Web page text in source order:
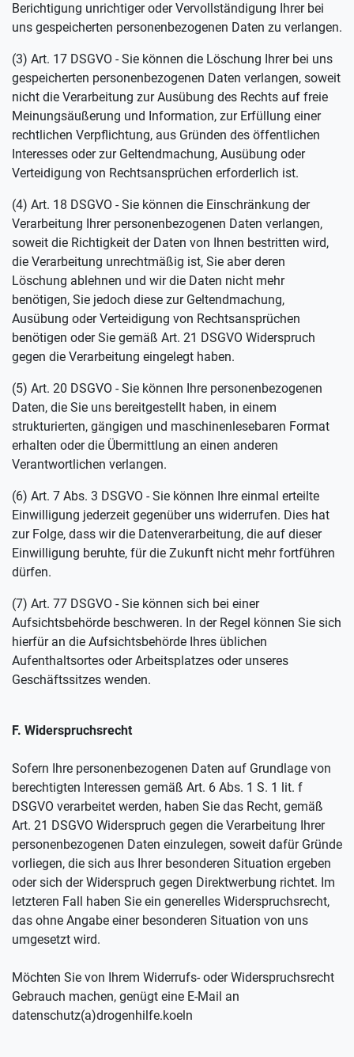
Berichtigung unrichtiger oder Vervollständigung Ihrer bei
uns gespeicherten personenbezogenen Daten zu verlangen.
(3) Art. 17 DSGVO - Sie können die Löschung Ihrer bei uns
gespeicherten personenbezogenen Daten verlangen, soweit
nicht die Verarbeitung zur Ausübung des Rechts auf freie
Meinungsäußerung und Information, zur Erfüllung einer
rechtlichen Verpflichtung, aus Gründen des öffentlichen
Interesses oder zur Geltendmachung, Ausübung oder
Verteidigung von Rechtsansprüchen erforderlich ist.
(4) Art. 18 DSGVO - Sie können die Einschränkung der
Verarbeitung Ihrer personenbezogenen Daten verlangen,
soweit die Richtigkeit der Daten von Ihnen bestritten wird,
die Verarbeitung unrechtmäßig ist, Sie aber deren
Löschung ablehnen und wir die Daten nicht mehr
benötigen, Sie jedoch diese zur Geltendmachung,
Ausübung oder Verteidigung von Rechtsansprüchen
benötigen oder Sie gemäß Art. 21 DSGVO Widerspruch
gegen die Verarbeitung eingelegt haben.
(5) Art. 20 DSGVO - Sie können Ihre personenbezogenen
Daten, die Sie uns bereitgestellt haben, in einem
strukturierten, gängigen und maschinenlesebaren Format
erhalten oder die Übermittlung an einen anderen
Verantwortlichen verlangen.
(6) Art. 7 Abs. 3 DSGVO - Sie können Ihre einmal erteilte
Einwilligung jederzeit gegenüber uns widerrufen. Dies hat
zur Folge, dass wir die Datenverarbeitung, die auf dieser
Einwilligung beruhte, für die Zukunft nicht mehr fortführen
dürfen.
(7) Art. 77 DSGVO - Sie können sich bei einer
Aufsichtsbehörde beschweren. In der Regel können Sie sich
hierfür an die Aufsichtsbehörde Ihres üblichen
Aufenthaltsortes oder Arbeitsplatzes oder unseres
Geschäftssitzes wenden.
F. Widerspruchsrecht
Sofern Ihre personenbezogenen Daten auf Grundlage von
berechtigten Interessen gemäß Art. 6 Abs. 1 S. 1 lit. f
DSGVO verarbeitet werden, haben Sie das Recht, gemäß
Art. 21 DSGVO Widerspruch gegen die Verarbeitung Ihrer
personenbezogenen Daten einzulegen, soweit dafür Gründe
vorliegen, die sich aus Ihrer besonderen Situation ergeben
oder sich der Widerspruch gegen Direktwerbung richtet. Im
letzteren Fall haben Sie ein generelles Widerspruchsrecht,
das ohne Angabe einer besonderen Situation von uns
umgesetzt wird.
Möchten Sie von Ihrem Widerrufs- oder Widerspruchsrecht
Gebrauch machen, genügt eine E-Mail an
datenschutz(a)drogenhilfe.koeln